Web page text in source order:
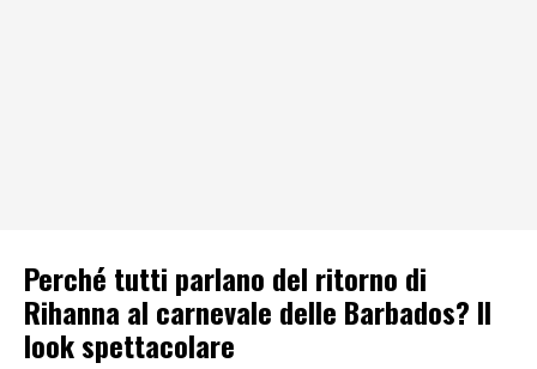
Perché tutti parlano del ritorno di
Rihanna al carnevale delle Barbados? Il
look spettacolare